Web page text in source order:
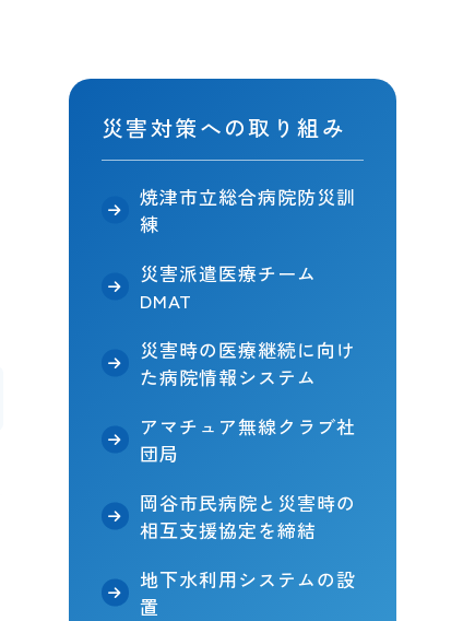
災害対策への取り組み
焼津市立総合病院防災訓
練
災害派遣医療チーム
DMAT
災害時の医療継続に向け
た病院情報システム
アマチュア無線クラブ社
団局
岡谷市民病院と災害時の
相互支援協定を締結
地下水利用システムの設
置